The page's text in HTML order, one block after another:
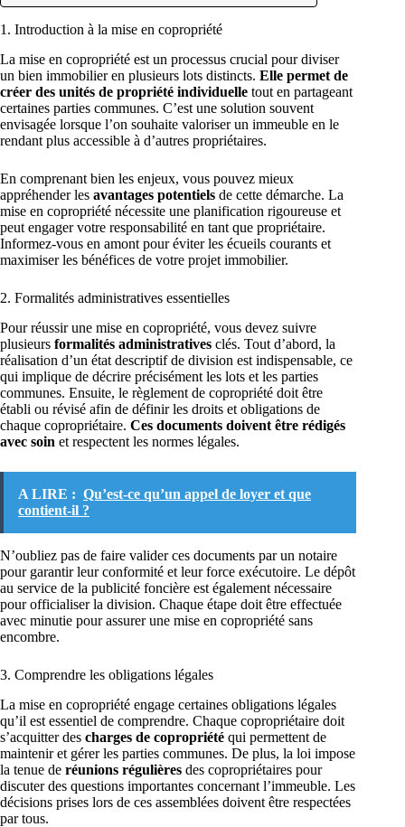
1. Introduction à la mise en copropriété
La mise en copropriété est un processus crucial pour diviser
un bien immobilier en plusieurs lots distincts. Elle permet de
créer des unités de propriété individuelle tout en partageant
certaines parties communes. C’est une solution souvent
envisagée lorsque l’on souhaite valoriser un immeuble en le
rendant plus accessible à d’autres propriétaires.
En comprenant bien les enjeux, vous pouvez mieux
appréhender les avantages potentiels de cette démarche. La
mise en copropriété nécessite une planification rigoureuse et
peut engager votre responsabilité en tant que propriétaire.
Informez-vous en amont pour éviter les écueils courants et
maximiser les bénéfices de votre projet immobilier.
2. Formalités administratives essentielles
Pour réussir une mise en copropriété, vous devez suivre
plusieurs formalités administratives clés. Tout d’abord, la
réalisation d’un état descriptif de division est indispensable, ce
qui implique de décrire précisément les lots et les parties
communes. Ensuite, le règlement de copropriété doit être
établi ou révisé afin de définir les droits et obligations de
chaque copropriétaire. Ces documents doivent être rédigés
avec soin et respectent les normes légales.
A LIRE : Qu’est-ce qu’un appel de loyer et que
contient-il ?
N’oubliez pas de faire valider ces documents par un notaire
pour garantir leur conformité et leur force exécutoire. Le dépôt
au service de la publicité foncière est également nécessaire
pour officialiser la division. Chaque étape doit être effectuée
avec minutie pour assurer une mise en copropriété sans
encombre.
3. Comprendre les obligations légales
La mise en copropriété engage certaines obligations légales
qu’il est essentiel de comprendre. Chaque copropriétaire doit
s’acquitter des charges de copropriété qui permettent de
maintenir et gérer les parties communes. De plus, la loi impose
la tenue de réunions régulières des copropriétaires pour
discuter des questions importantes concernant l’immeuble. Les
décisions prises lors de ces assemblées doivent être respectées
par tous.